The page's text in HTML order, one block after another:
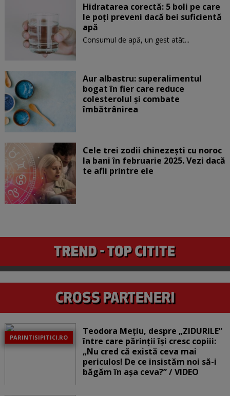
Hidratarea corectă: 5 boli pe care
le poți preveni dacă bei suficientă
apă
Consumul de apă, un gest atât...
Aur albastru: superalimentul
bogat în fier care reduce
colesterolul și combate
îmbătrânirea
Cele trei zodii chinezești cu noroc
la bani în februarie 2025. Vezi dacă
te afli printre ele
PARINTISIPITICI.RO
Teodora Mețiu, despre „ZIDURILE”
între care părinții își cresc copiii:
„Nu cred că există ceva mai
periculos! De ce insistăm noi să-i
băgăm în așa ceva?” / VIDEO